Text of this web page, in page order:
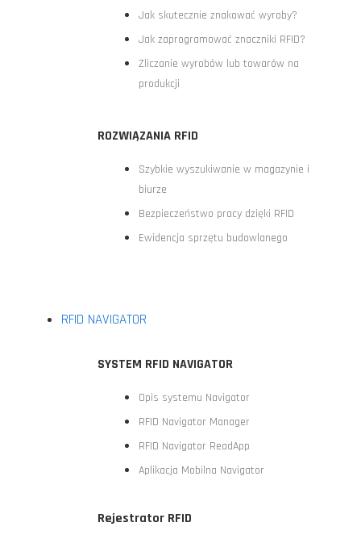
Jak skutecznie znakować wyroby?
Jak zaprogramować znaczniki RFID?
Zliczanie wyrobów lub towarów na
produkcji
ROZWIĄZANIA RFID
Szybkie wyszukiwanie w magazynie i
biurze
Bezpieczeństwo pracy dzięki RFID
Ewidencja sprzętu budowlanego
RFID NAVIGATOR
SYSTEM RFID NAVIGATOR
Opis systemu Navigator
RFID Navigator Manager
RFID Navigator ReadApp
Aplikacja Mobilna Navigator
Rejestrator RFID